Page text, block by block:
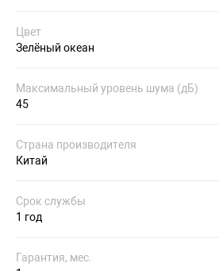
Цвет
Зелёный океан
Максимальный уровень шума (дБ)
45
Страна производителя
Китай
Срок службы
1 год
Гарантия, мес.